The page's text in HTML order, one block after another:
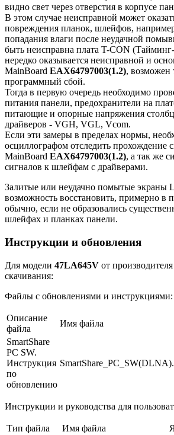
видно свет через отверстия в корпусе
В этом случае неисправной может
повреждения планок, шлейфов,
попадания влаги после неудачной
быть неисправна плата T-CON
нередко оказывается неисправной и
MainBoard EAX64797003(1.2), возможен
программный сбой.
Тогда в первую очередь необходимо
питания панели, предохранители на
питающие и опорные напряжения
драйверов - VGH, VGL, Vcom.
Если эти замеры в пределах нормы,
осциллографом отследить прохождение
MainBoard EAX64797003(1.2), а так же
сигналов к шлейфам с драйверами.
Залитые или неудачно помытые экраны
возможность восстановить, примерно в
обычно, если не образовались
шлейфах и планках панели.
Инструкции и обновления
Для модели 47LA645V от
скачивания:
Файлы с обновлениями и инструкциями:
Описание
файла
Имя файла
SmartShare
PC SW.
Инструкция
по
обновлению
Инструкции и руководства для
Тип файла Имя файла